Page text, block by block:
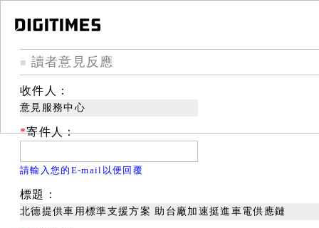
■ 讀者意見反應
收件人：
意見服務中心
*寄件人：
請輸入您的E-mail以便回覆
標題：
北德提供車用標準支援方案 助台廠加速挺進車電供應鏈